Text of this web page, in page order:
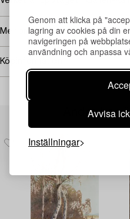
Genom att klicka på
lagring av cookies på din
navigeringen på
användning och anpassa
Avvisa
Inställningar
Mer om Akseli Gallen-Kallela
Köpinformation
Andra har